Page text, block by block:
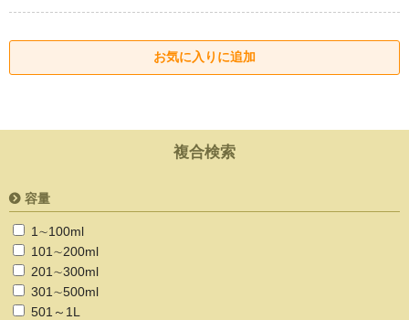
複合検索
容量
1∼100ml
101∼200ml
201∼300ml
301∼500ml
501～1L